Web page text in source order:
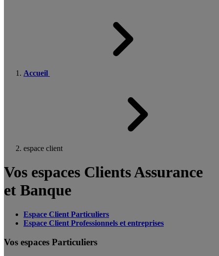
Accueil
espace client
Vos espaces Clients Assurance
et Banque
Espace Client Particuliers
Espace Client Professionnels et entreprises
Vos espaces Particuliers